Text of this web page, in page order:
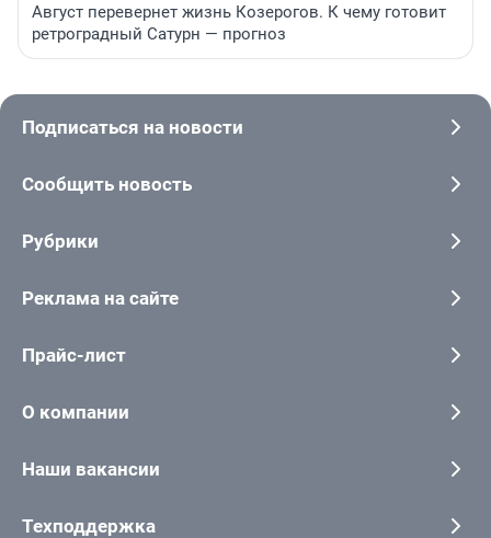
Август перевернет жизнь Козерогов. К чему готовит
ретроградный Сатурн — прогноз
Подписаться на новости
Сообщить новость
Рубрики
Реклама на сайте
Прайс-лист
О компании
Наши вакансии
Техподдержка